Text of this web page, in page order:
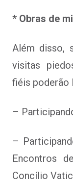
* Obras de
Além disso,
visitas
fiéis poderão
–
–
Encontros
Concílio